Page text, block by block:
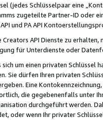
(jedes Schlüsselpaar eine
zugeteilte Partner-ID oder
und PA API
API Dienste zu
für Unterdienste oder
um einen privaten
Sie dürfen Ihren privaten
Eine
die gegebenenfalls unter
durchgeführt werden.
oder wenn Ihr privater